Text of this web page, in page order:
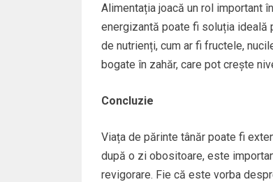
Alimentația joacă un rol important
energizantă poate fi soluția ideală
de nutrienți, cum ar fi fructele,
bogate în zahăr, care pot crește
Concluzie
Viața de părinte tânăr poate fi
după o zi obositoare, este
revigorare. Fie că este vorba